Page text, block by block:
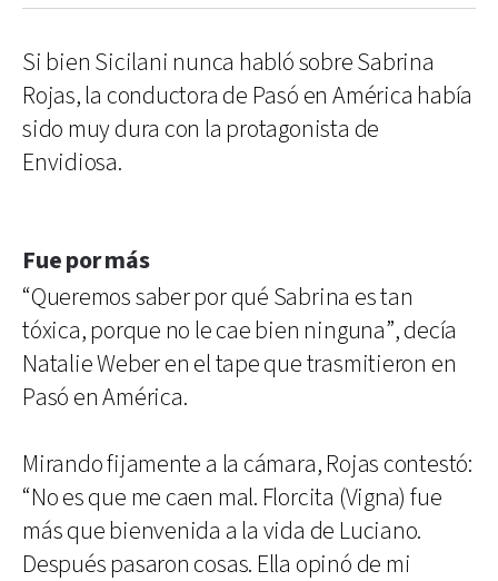
Si bien Sicilani nunca habló sobre Sabrina
Rojas, la conductora de Pasó en América había
sido muy dura con la protagonista de
Envidiosa.
Fue por más
“Queremos saber por qué Sabrina es tan
tóxica, porque no le cae bien ninguna”, decía
Natalie Weber en el tape que trasmitieron en
Pasó en América.
Mirando fijamente a la cámara, Rojas contestó:
“No es que me caen mal. Florcita (Vigna) fue
más que bienvenida a la vida de Luciano.
Después pasaron cosas. Ella opinó de mi